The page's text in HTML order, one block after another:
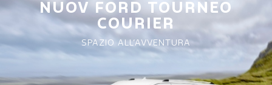
NUOV FORD TOURNEO
COURIER
SPAZIO ALL’AVVENTURA